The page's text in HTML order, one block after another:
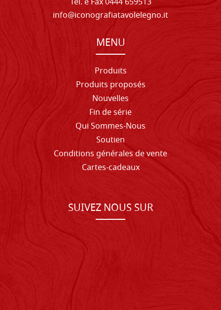
info@iconografiatavolelegno.it
MENU
Produits
Produits proposés
Nouvelles
Fin de série
Qui Sommes-Nous
Soutien
Conditions générales de vente
Cartes-cadeaux
SUIVEZ NOUS SUR